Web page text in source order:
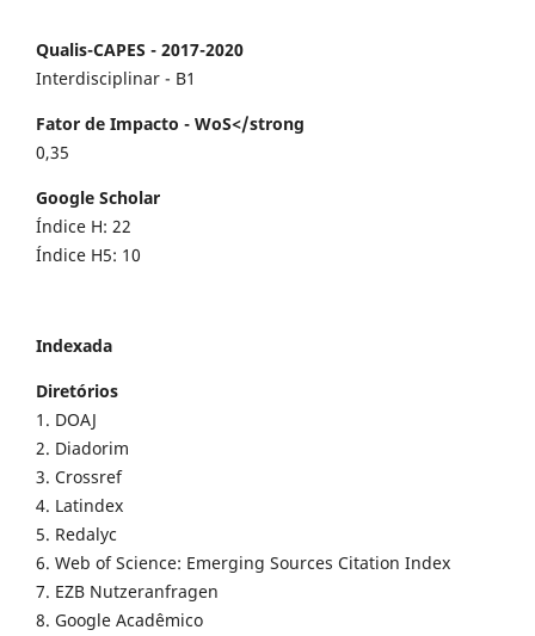
Qualis-CAPES - 2017-2020
Interdisciplinar - B1
Fator de Impacto - WoS</strong
0,35
Google Scholar
Índice H: 22
Índice H5: 10
Indexada
Diretórios
1. DOAJ
2. Diadorim
3. Crossref
4. Latindex
5. Redalyc
6. Web of Science: Emerging Sources Citation Index
7. EZB Nutzeranfragen
8. Google Acadêmico